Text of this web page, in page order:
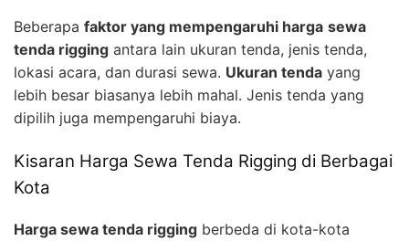
Beberapa faktor yang mempengaruhi harga sewa
tenda rigging antara lain ukuran tenda, jenis tenda,
lokasi acara, dan durasi sewa. Ukuran tenda yang
lebih besar biasanya lebih mahal. Jenis tenda yang
dipilih juga mempengaruhi biaya.
Kisaran Harga Sewa Tenda Rigging di Berbagai
Kota
Harga sewa tenda rigging berbeda di kota-kota